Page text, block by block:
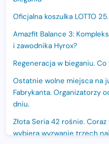
Oficjalna koszulka LOTTO
Amazfit Balance 3:
i zawodnika Hyrox?
Regeneracja w bieganiu.
Ostatnie wolne miejsca na
Fabrykanta. Organizatorzy
dniu.
Złota Seria 42 rośnie.
wybiera wyzwanie trzech